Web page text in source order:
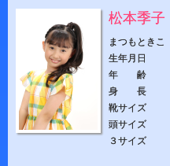
松本季子
まつもときこ
生年月日
年 齢
身 長
靴サイズ
頭サイズ
３サイズ